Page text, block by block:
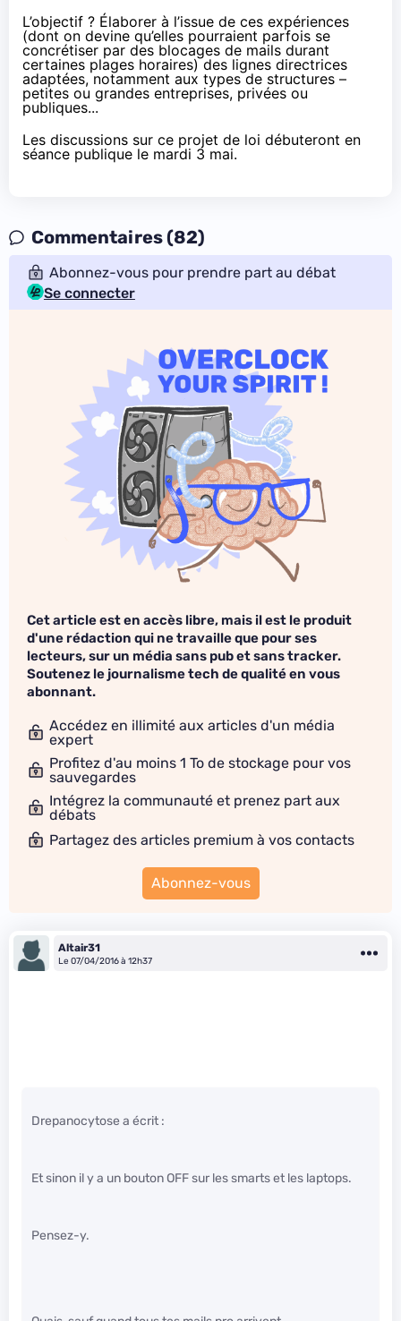
L’objectif ? Élaborer à l’issue de ces expériences
(dont on devine qu’elles pourraient parfois se
concrétiser par des blocages de mails durant
certaines plages horaires) des lignes directrices
adaptées, notamment aux types de structures –
petites ou grandes entreprises, privées ou
publiques...
Les discussions sur ce projet de loi débuteront en
séance publique le mardi 3 mai.
Commentaires (82)
Abonnez-vous pour prendre part au débat
Se connecter
Cet article est en accès libre, mais il est le produit
d'une rédaction qui ne travaille que pour ses
lecteurs, sur un média sans pub et sans tracker.
Soutenez le journalisme tech de qualité en vous
abonnant.
Accédez en illimité aux articles d'un média
expert
Profitez d'au moins 1 To de stockage pour vos
sauvegardes
Intégrez la communauté et prenez part aux
débats
Partagez des articles premium à vos contacts
Abonnez-vous
Altair31
Le 07/04/2016 à 12h37
Drepanocytose a écrit :
Et sinon il y a un bouton OFF sur les smarts et les laptops.
Pensez-y.